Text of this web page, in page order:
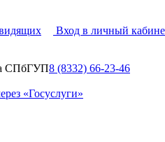
Вход в личный
СПбГУП8 (8332) 66-23-46
«Госуслуги»